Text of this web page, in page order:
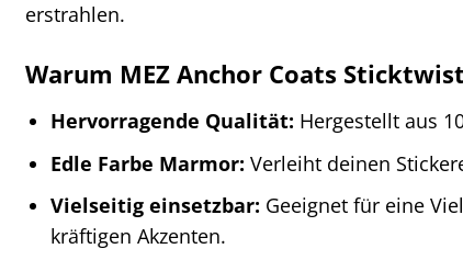
erstrahlen.
Warum MEZ Anchor Coats
Hervorragende Qualität: Hergestellt aus
Edle Farbe Marmor: Verleiht deinen
Vielseitig einsetzbar: Geeignet für eine
kräftigen Akzenten.